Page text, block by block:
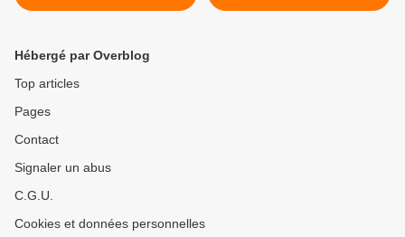
quadri - GO33-15EC30Q
Européenne >
Hébergé par Overblog
Top articles
Pages
Contact
Signaler un abus
C.G.U.
Cookies et données personnelles